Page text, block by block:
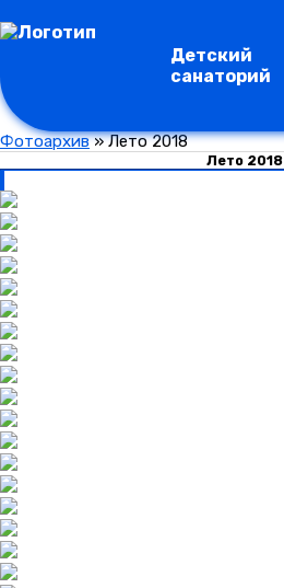
Детский
санаторий
Фотоархив»Лето 2018
Лето 2018